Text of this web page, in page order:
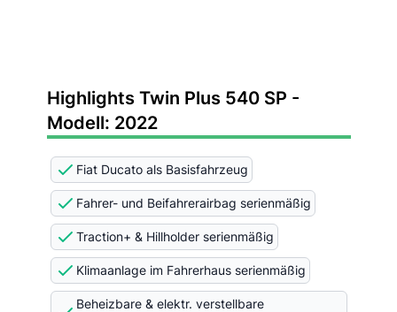
Highlights Twin Plus 540 SP -
Modell: 2022
Fiat Ducato als Basisfahrzeug
Fahrer- und Beifahrerairbag serienmäßig
Traction+ & Hillholder serienmäßig
Klimaanlage im Fahrerhaus serienmäßig
Beheizbare & elektr. verstellbare